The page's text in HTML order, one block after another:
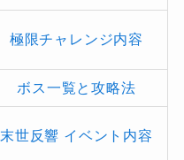
極限チャレンジ内容
ボス一覧と攻略法
末世反響 イベント内容